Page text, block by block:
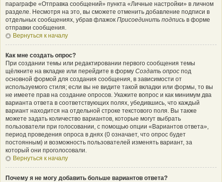
параграфе «Отправка сообщений» пункта «Личные настройки» в личном
разделе. Несмотря на это, вы сможете отменить добавление подписи в
отдельных сообщениях, убрав флажок Присоединить подпись в форме
отправки сообщения.
Вернуться к началу
Как мне создать опрос?
При создании темы или редактировании первого сообщения темы
щёлкните на вкладке или перейдите в форму Создать опрос под
основной формой для создания сообщения, в зависимости от
используемого стиля; если вы не видите такой вкладки или формы, то вы
не имеете прав на создание опросов. Укажите вопрос и как минимум два
варианта ответа в соответствующих полях, убедившись, что каждый
вариант находится на отдельной строке текстового поля. Вы также
можете задать количество вариантов, которые могут выбрать
пользователи при голосовании, с помощью опции «Вариантов ответа»,
период проведения опроса в днях (0 означает, что опрос будет
постоянным) и возможность пользователей изменять вариант, за
который они проголосовали.
Вернуться к началу
Почему я не могу добавить больше вариантов ответа?